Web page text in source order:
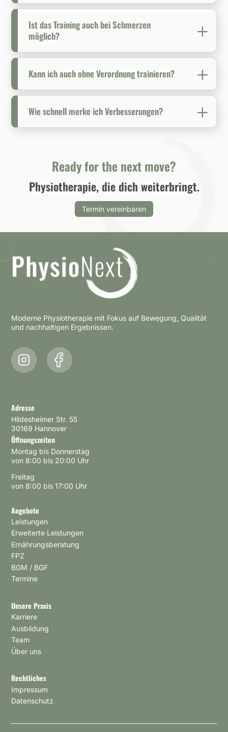
Ist das Training auch bei Schmerzen
möglich?
Kann ich auch ohne Verordnung trainieren?
Wie schnell merke ich Verbesserungen?
Ready for the next move?
Physiotherapie, die dich weiterbringt.
Termin vereinbaren
Moderne Physiotherapie mit Fokus auf Bewegung, Qualität
und nachhaltigen Ergebnissen.
Adresse
Hildesheimer Str. 55
30169 Hannover
Öffnungszeiten
Montag bis Donnerstag
von 8:00 bis 20:00 Uhr
Freitag
von 8:00 bis 17:00 Uhr
Angebote
Leistungen
Erweiterte Leistungen
Ernährungsberatung
FPZ
BGM / BGF
Termine
Unsere Praxis
Karriere
Ausbildung
Team
Über uns
Rechtliches
Impressum
Datenschutz